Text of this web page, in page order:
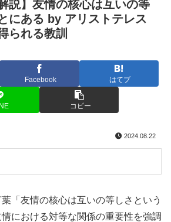
説】友情の核心は互いの等
にある by アリストテレス
られる教訓
Facebook はてブ
コピー
2024.08.22
「友情の核心は互いの等しさという
における対等な関係の重要性を強調